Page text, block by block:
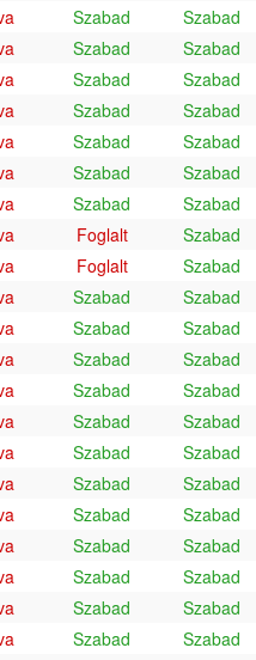
Szabad
Szabad
Szabad
Szabad
Szabad
Szabad
Szabad
Szabad
Szabad
Szabad
Szabad
Szabad
Szabad
Szabad
Foglalt
Szabad
Foglalt
Szabad
Szabad
Szabad
Szabad
Szabad
Szabad
Szabad
Szabad
Szabad
Szabad
Szabad
Szabad
Szabad
Szabad
Szabad
Szabad
Szabad
Szabad
Szabad
Szabad
Szabad
Szabad
Szabad
Szabad
Szabad